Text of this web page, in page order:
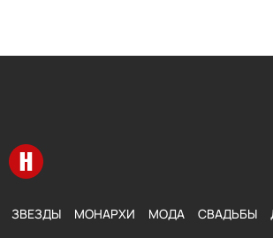
Перейти на главную
ЗВЕЗДЫ МОНАРХИ МОДА СВАДЬБЫ